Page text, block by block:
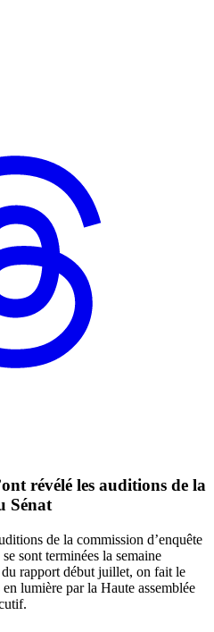
révélé les auditions de la
Sénat
de la commission d’enquête
sont terminées la semaine
rapport début juillet, on fait le
lumière par la Haute assemblée